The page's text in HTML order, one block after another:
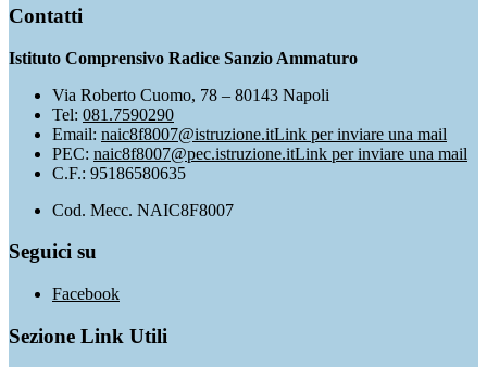
Contatti
Istituto Comprensivo Radice Sanzio Ammaturo
Via Roberto Cuomo, 78 – 80143 Napoli
Tel: 081.7590290
Email: naic8f8007@istruzione.itLink per inviare una mail
PEC: naic8f8007@pec.istruzione.itLink per inviare una mail
C.F.: 95186580635
Cod. Mecc. NAIC8F8007
Seguici su
Facebook
Sezione Link Utili